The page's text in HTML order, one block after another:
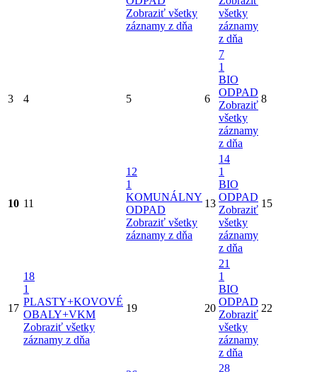
Zobraziť všetky
záznamy z dňa
všetky
záznamy
z dňa
3 4 5 6
7
1
BIO
ODPAD
Zobraziť
všetky
záznamy
z dňa
8
10 11
12
1
KOMUNÁLNY
ODPAD
Zobraziť všetky
záznamy z dňa
13
14
1
BIO
ODPAD
Zobraziť
všetky
záznamy
z dňa
15
17
18
1
PLASTY+KOVOVÉ
OBALY+VKM
Zobraziť všetky
záznamy z dňa
19 20
21
1
BIO
ODPAD
Zobraziť
všetky
záznamy
z dňa
22
28